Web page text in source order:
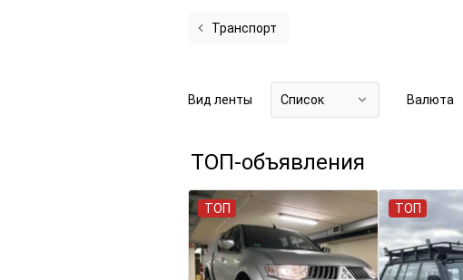
Транспорт
Вид ленты Список Валюта
ТОП-объявления
ТОП ТОП